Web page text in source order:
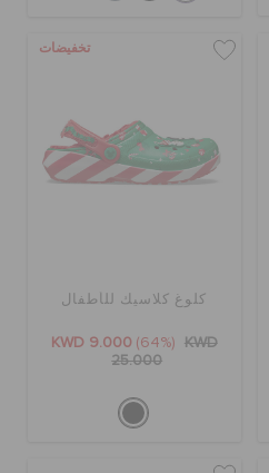
تخفيضات
كلوغ كلاسيك للأطفال
KWD 9.000 (64%)
KWD
25.000